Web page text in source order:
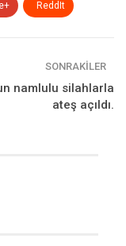
ki biziReddIt
SONRAKILER
namlulu silahlarla
ateş açıldı.